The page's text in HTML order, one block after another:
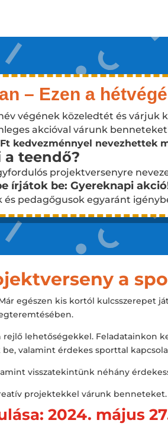
– Ezen a
végének közeledtét és várjuk
akcióval várunk
kedvezménnyel nevezhettek
a teendő?
projektversenyre
írjátok be: Gyereknapi
és pedagőgusok egyaránt
a
egészen kis kortól kulcsszerepet
lehetőségekkel. Feladatainkon
valamint érdekes sporttal
visszatekintünk néhány
projektekkel várunk benneteket.
2024. május